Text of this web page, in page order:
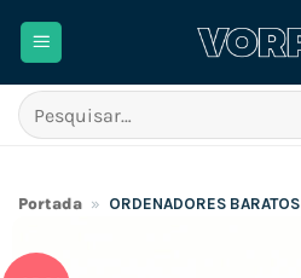
Pesquisar
por:
Portada » ORDENADORES BARATOS